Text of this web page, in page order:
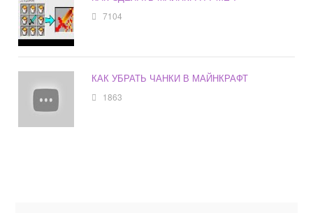
7104
КАК УБРАТЬ ЧАНКИ В МАЙНКРАФТ
1863